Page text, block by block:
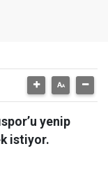
yenip
istiyor.